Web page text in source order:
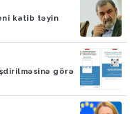
katib təyin
görə